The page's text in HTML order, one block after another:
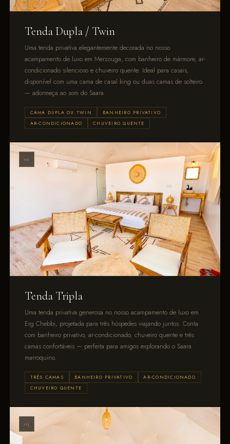
Tenda Dupla / Twin
Uma tenda privativa elegantemente decorada no nosso
acampamento de luxo em Merzouga, com banheiro de mármore, ar-
condicionado silencioso e chuveiro quente. Ideal para casais,
disponível com uma cama de casal king ou duas camas de solteiro
— adormeça ao som do Saara.
CAMA DUPLA OU TWIN
BANHEIRO PRIVATIVO
AR-CONDICIONADO
CHUVEIRO QUENTE
02
Tenda Tripla
Uma tenda privativa generosa no nosso acampamento de luxo em
Erg Chebbi, projetada para três hóspedes viajando juntos. Conta
com banheiro privativo, ar-condicionado, chuveiro quente e três
camas confortáveis — perfeita para amigos explorando o Saara
marroquino.
TRÊS CAMAS BANHEIRO PRIVATIVO
AR-CONDICIONADO
CHUVEIRO QUENTE
03